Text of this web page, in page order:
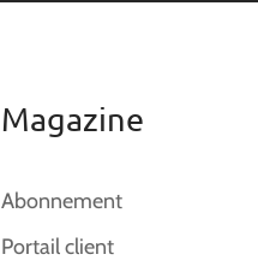
Magazine
Abonnement
Portail client